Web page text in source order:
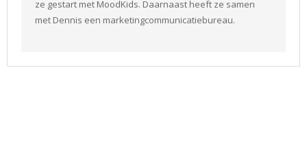
ze gestart met MoodKids. Daarnaast heeft ze samen
met Dennis een marketingcommunicatiebureau.